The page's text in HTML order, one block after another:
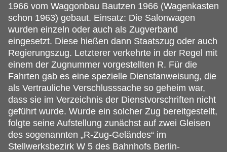
1966 vom Waggonbau Bautzen 1966 (Wagenkasten
schon 1963) gebaut. Einsatz: Die Salonwagen
wurden einzeln oder auch als Zugverband
eingesetzt. Diese hießen dann Staatszug oder auch
Regierungszug. Letzterer verkehrte in der Regel mit
einem der Zugnummer vorgestellten R. Für die
Fahrten gab es eine spezielle Dienstanweisung, die
als Vertrauliche Verschlusssache so geheim war,
dass sie im Verzeichnis der Dienstvorschriften nicht
geführt wurde. Wurde ein solcher Zug bereitgestellt,
folgte seine Aufstellung zunächst auf zwei Gleisen
des sogenannten „R-Zug-Geländes“ im
Stellwerksbezirk W 5 des Bahnhofs Berlin-